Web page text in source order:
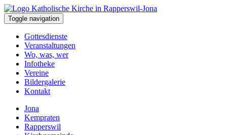
Toggle navigation
Gottesdienste
Veranstaltungen
Wo, was, wer
Infotheke
Vereine
Bildergalerie
Kontakt
Jona
Kempraten
Rapperswil